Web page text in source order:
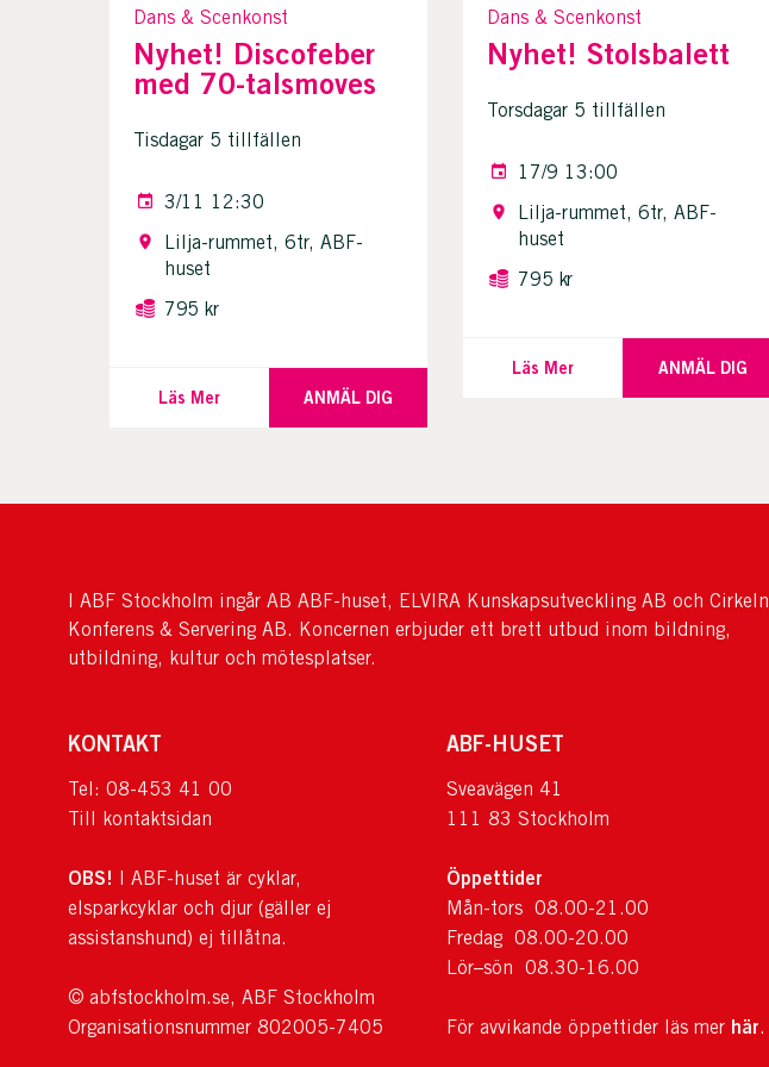
Dans & Scenkonst
Nyhet! Discofeber
med 70-talsmoves
Tisdagar 5 tillfällen
3/11 12:30
Lilja-rummet, 6tr, ABF-
huset
795 kr
Läs Mer ANMÄL DIG
Dans & Scenkonst
Nyhet! Stolsbalett
Torsdagar 5 tillfällen
17/9 13:00
Lilja-rummet, 6tr, ABF-
huset
795 kr
Läs Mer ANMÄL DIG
I ABF Stockholm ingår AB ABF-huset, ELVIRA Kunskapsutveckling AB och Cirkeln
Konferens & Servering AB. Koncernen erbjuder ett brett utbud inom bildning,
utbildning, kultur och mötesplatser.
KONTAKT
Tel: 08-453 41 00
Till kontaktsidan
OBS! I ABF-huset är cyklar,
elsparkcyklar och djur (gäller ej
assistanshund) ej tillåtna.
© abfstockholm.se, ABF Stockholm
Organisationsnummer 802005-7405
ABF-HUSET
Sveavägen 41
111 83 Stockholm
Öppettider
Mån-tors 08.00-21.00
Fredag 08.00-20.00
Lör–sön 08.30-16.00
För avvikande öppettider läs mer här.